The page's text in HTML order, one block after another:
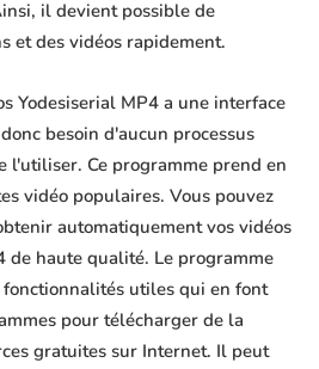
il devient possible de
et des vidéos rapidement.
Yodesiserial MP4 a une interface
besoin d'aucun processus
l'utiliser. Ce programme prend en
vidéo populaires. Vous pouvez
automatiquement vos vidéos
de haute qualité. Le programme
fonctionnalités utiles qui en font
pour télécharger de la
gratuites sur Internet. Il peut